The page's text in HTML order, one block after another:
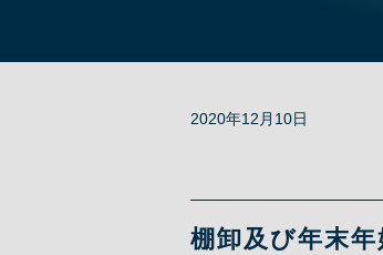
2020年12月10日
棚卸及び年末